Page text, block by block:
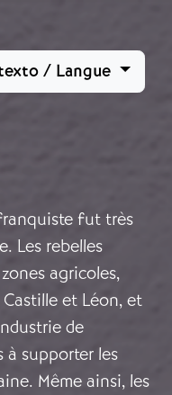
/ Langue
fut très
Les rebelles
agricoles,
et Léon, et
de
à supporter les
Même ainsi, les